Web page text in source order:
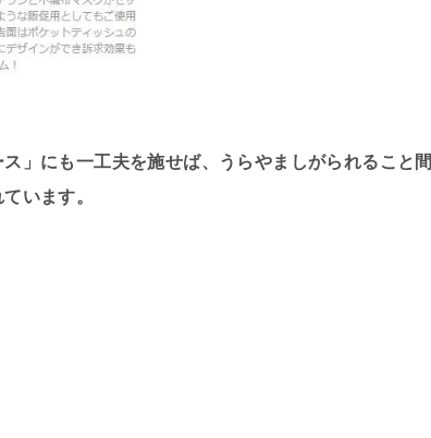
」にも一工夫を施せば、うらやましがられること間
います。